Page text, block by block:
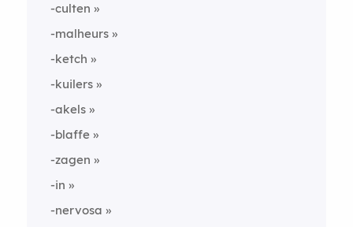
-culten
-malheurs
-ketch
-kuilers
-akels
-blaffe
-zagen
-in
-nervosa